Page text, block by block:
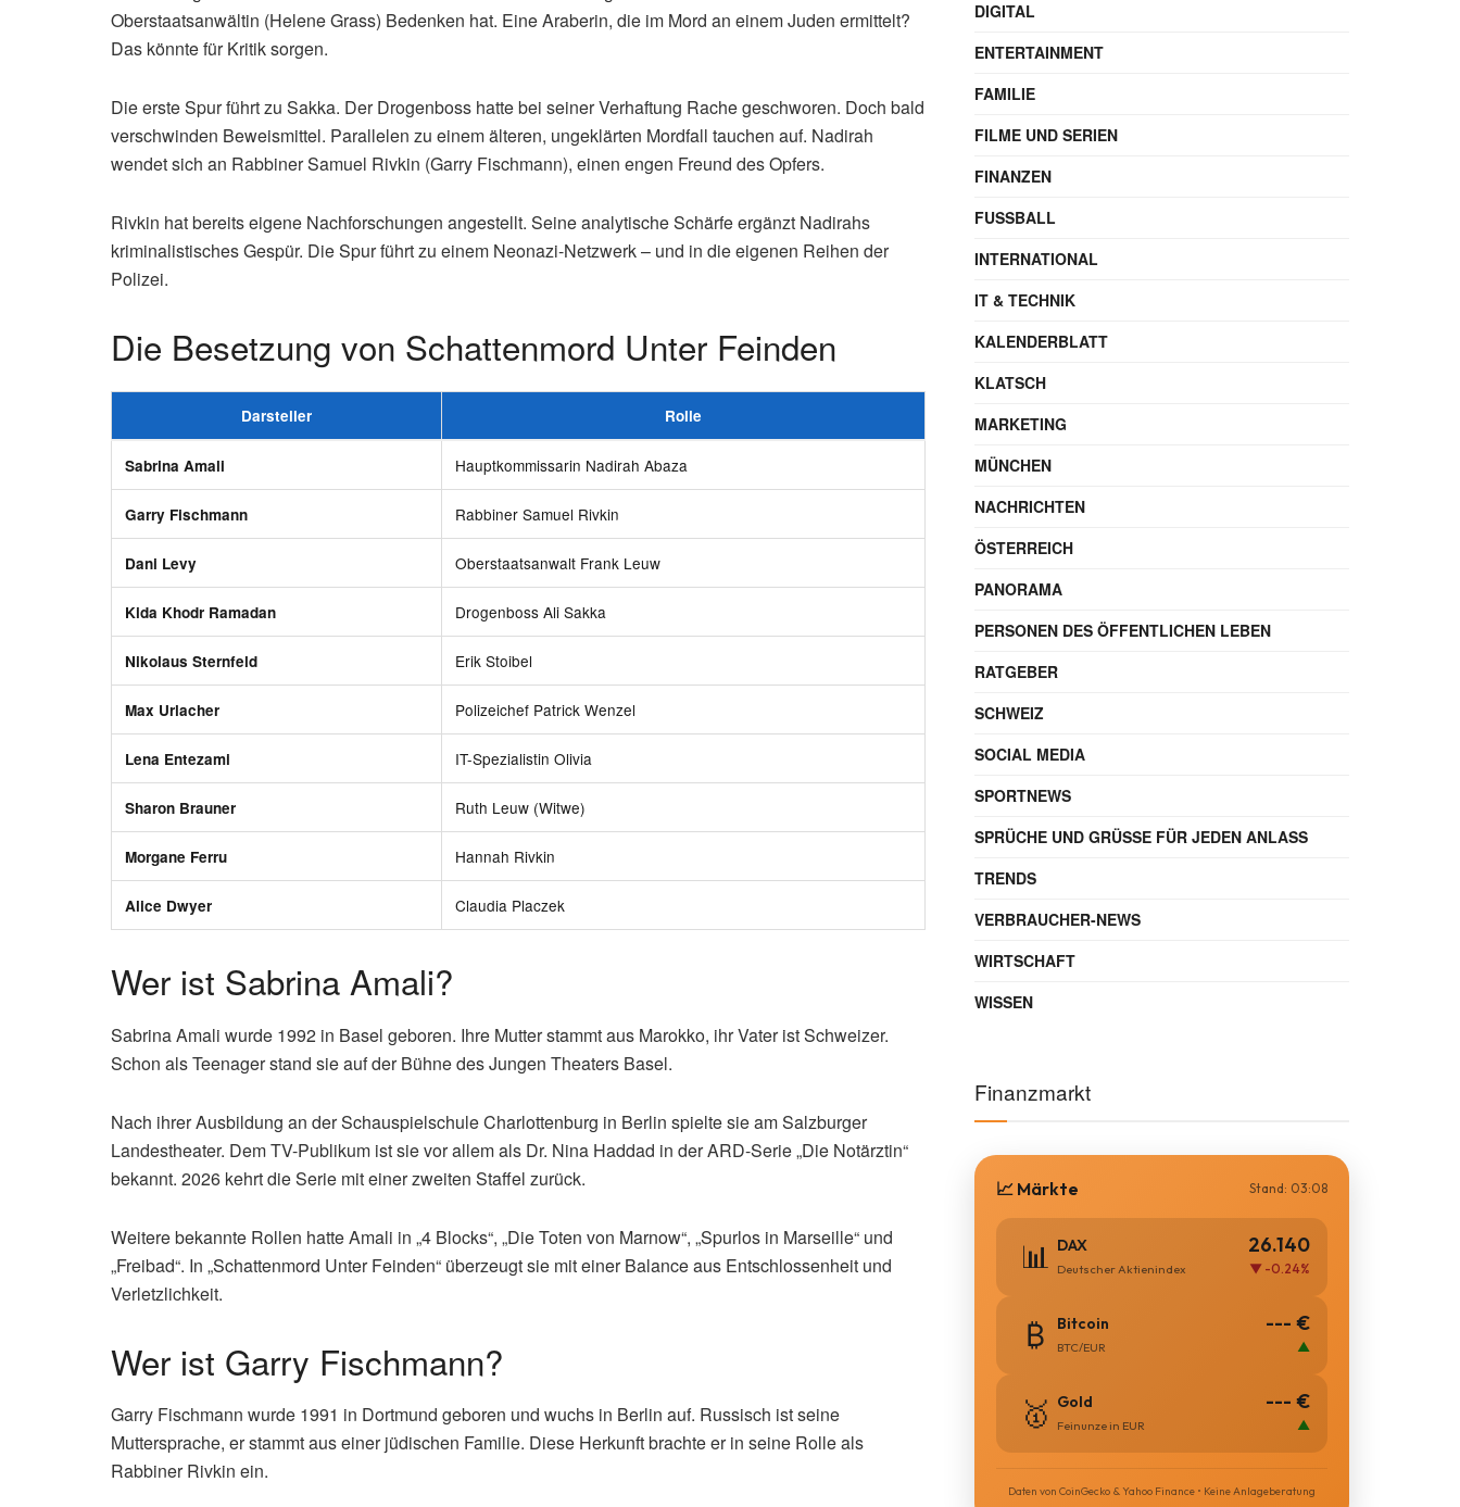
Oberstaatsanwältin (Helene Grass) Bedenken hat. Eine Araberin, die im Mord an einem Juden ermittelt?
Das könnte für Kritik sorgen.
Die erste Spur führt zu Sakka. Der Drogenboss hatte bei seiner Verhaftung Rache geschworen. Doch bald
verschwinden Beweismittel. Parallelen zu einem älteren, ungeklärten Mordfall tauchen auf. Nadirah
wendet sich an Rabbiner Samuel Rivkin (Garry Fischmann), einen engen Freund des Opfers.
Rivkin hat bereits eigene Nachforschungen angestellt. Seine analytische Schärfe ergänzt Nadirahs
kriminalistisches Gespür. Die Spur führt zu einem Neonazi-Netzwerk – und in die eigenen Reihen der
Polizei.
Die Besetzung von Schattenmord Unter Feinden
Darsteller Rolle
Sabrina Amali Hauptkommissarin Nadirah Abaza
Garry Fischmann Rabbiner Samuel Rivkin
Dani Levy Oberstaatsanwalt Frank Leuw
Kida Khodr Ramadan Drogenboss Ali Sakka
Nikolaus Sternfeld Erik Stoibel
Max Urlacher Polizeichef Patrick Wenzel
Lena Entezami IT-Spezialistin Olivia
Sharon Brauner Ruth Leuw (Witwe)
Morgane Ferru Hannah Rivkin
Alice Dwyer Claudia Placzek
Wer ist Sabrina Amali?
Sabrina Amali wurde 1992 in Basel geboren. Ihre Mutter stammt aus Marokko, ihr Vater ist Schweizer.
Schon als Teenager stand sie auf der Bühne des Jungen Theaters Basel.
Nach ihrer Ausbildung an der Schauspielschule Charlottenburg in Berlin spielte sie am Salzburger
Landestheater. Dem TV-Publikum ist sie vor allem als Dr. Nina Haddad in der ARD-Serie „Die Notärztin“
bekannt. 2026 kehrt die Serie mit einer zweiten Staffel zurück.
Weitere bekannte Rollen hatte Amali in „4 Blocks“, „Die Toten von Marnow“, „Spurlos in Marseille“ und
„Freibad“. In „Schattenmord Unter Feinden“ überzeugt sie mit einer Balance aus Entschlossenheit und
Verletzlichkeit.
Wer ist Garry Fischmann?
Garry Fischmann wurde 1991 in Dortmund geboren und wuchs in Berlin auf. Russisch ist seine
Muttersprache, er stammt aus einer jüdischen Familie. Diese Herkunft brachte er in seine Rolle als
Rabbiner Rivkin ein.
DIGITAL
ENTERTAINMENT
FAMILIE
FILME UND SERIEN
FINANZEN
FUSSBALL
INTERNATIONAL
IT & TECHNIK
KALENDERBLATT
KLATSCH
MARKETING
MÜNCHEN
NACHRICHTEN
ÖSTERREICH
PANORAMA
PERSONEN DES ÖFFENTLICHEN LEBEN
RATGEBER
SCHWEIZ
SOCIAL MEDIA
SPORTNEWS
SPRÜCHE UND GRÜSSE FÜR JEDEN ANLASS
TRENDS
VERBRAUCHER-NEWS
WIRTSCHAFT
WISSEN
Finanzmarkt
📈 Märkte Stand: 03:08
📊 DAX
Deutscher Aktienindex
26.140
▼ -0.24%
₿ Bitcoin
BTC/EUR
--- €
▲
🥇 Gold
Feinunze in EUR
--- €
▲
Daten von CoinGecko & Yahoo Finance • Keine Anlageberatung